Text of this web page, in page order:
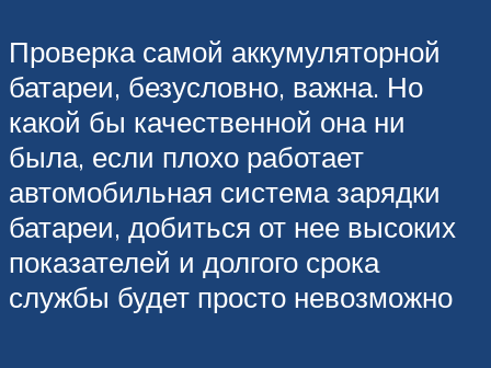
Проверка самой аккумуляторной
батареи, безусловно, важна. Но
какой бы качественной она ни
была, если плохо работает
автомобильная система зарядки
батареи, добиться от нее высоких
показателей и долгого срока
службы будет просто невозможно